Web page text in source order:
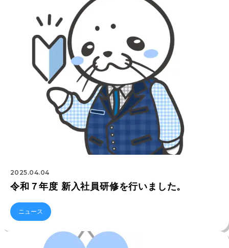
2025.04.04
令和７年度 新入社員研修を行いました。
ニュース